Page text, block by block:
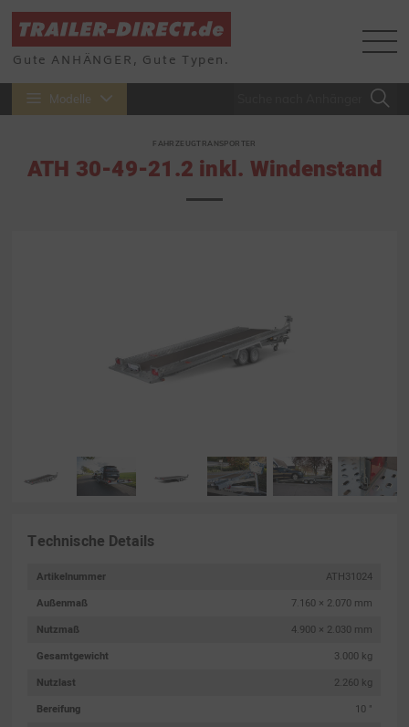
Gute ANHÄNGER, Gute Typen.
Modelle
FAHRZEUGTRANSPORTER
ATH 30-49-21.2 inkl. Windenstand
Technische Details
Artikelnummer
ATH31024
Außenmaß
7.160 × 2.070 mm
Nutzmaß
4.900 × 2.030 mm
Gesamtgewicht
3.000 kg
Nutzlast
2.260 kg
Bereifung
10 "